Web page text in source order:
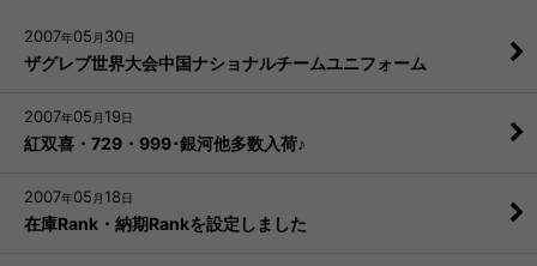
2007年05 月 30日
ザグレブ世界大会中国ナショナルチームユニフォーム
2007年05 月 19日
紅双喜・729・999･銀河他多数入荷♪
2007年05 月 18日
在庫Rank・納期Rankを設定しました